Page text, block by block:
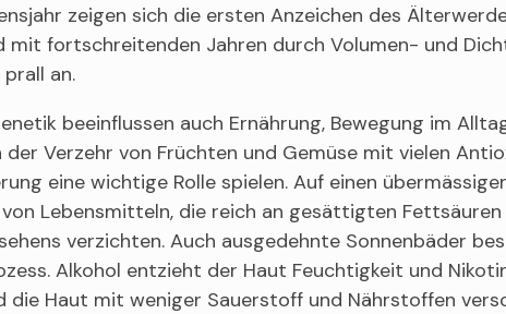
zeigen sich die ersten Anzeichen des
mit fortschreitenden Jahren durch Volumen- und
an.
beeinflussen auch Ernährung, Bewegung im
der Verzehr von Früchten und Gemüse mit vielen
eine wichtige Rolle spielen. Auf einen
Lebensmitteln, die reich an gesättigten
verzichten. Auch ausgedehnte Sonnenbäder
Alkohol entzieht der Haut Feuchtigkeit und
die Haut mit weniger Sauerstoff und Nährstoffen